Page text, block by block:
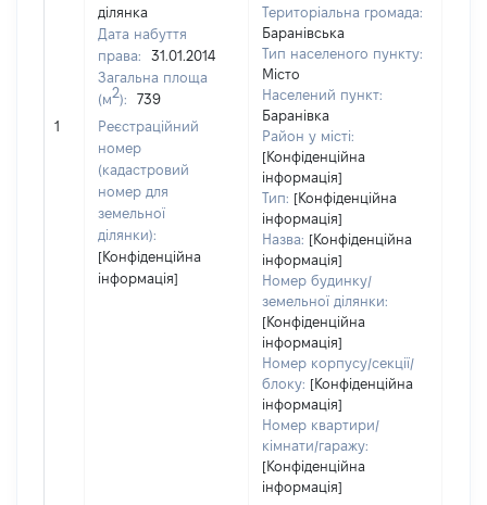
1
ділянка
Дата набуття
права:
31.01.2014
Загальна площа
(м2):
739
Реєстраційний
номер
(кадастровий
номер для
земельної
ділянки):
[Конфіденційна
інформація]
Територіальна громада:
Баранівська
Тип населеного пункту:
Місто
Населений пункт:
Баранівка
Район у місті:
[Конфіденційна
інформація]
Тип: [Конфіденційна
інформація]
Назва: [Конфіденційна
інформація]
Номер будинку/
земельної ділянки:
[Конфіденційна
інформація]
Номер корпусу/секції/
блоку: [Конфіденційна
інформація]
Номер квартири/
кімнати/гаражу:
[Конфіденційна
інформація]